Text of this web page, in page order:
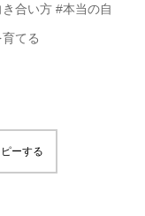
合い方 #本当の自
てる
ーする